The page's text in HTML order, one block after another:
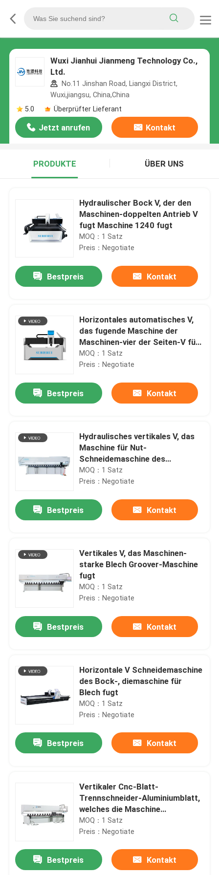
Wuxi Jianhui Jianmeng Technology Co.,
Ltd.
No.11 Jinshan Road, Liangxi District,
Wuxi,jiangsu, China,China
5.0
Überprüfter Lieferant
Jetzt anrufen Kontakt
PRODUKTE ÜBER UNS
Hydraulischer Bock V, der den
Maschinen-doppelten Antrieb V
fugt Maschine 1240 fugt
MOQ：1 Satz
Preis：Negotiate
Bestpreis Kontakt
Horizontales automatisches V,
das fugende Maschine der
Maschinen-vier der Seiten-V für
Kasten-Zwischenwand fugt
MOQ：1 Satz
Preis：Negotiate
Bestpreis Kontakt
Hydraulisches vertikales V, das
Maschine für Nut-
Schneidemaschine des
Edelstahl-V fugt
MOQ：1 Satz
Preis：Negotiate
Bestpreis Kontakt
Vertikales V, das Maschinen-
starke Blech Groover-Maschine
fugt
MOQ：1 Satz
Preis：Negotiate
Bestpreis Kontakt
Horizontale V Schneidemaschine
des Bock-, diemaschine für
Blech fugt
MOQ：1 Satz
Preis：Negotiate
Bestpreis Kontakt
Vertikaler Cnc-Blatt-
Trennschneider-Aluminiumblatt,
welches die Maschine
hydraulisch fugt
MOQ：1 Satz
Preis：Negotiate
Bestpreis Kontakt